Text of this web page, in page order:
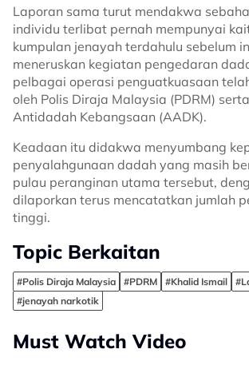
Laporan sama turut mendakwa
individu terlibat pernah mempunyai
kumpulan jenayah terdahulu sebelum
meneruskan kegiatan pengedaran
pelbagai operasi penguatkuasaan
oleh Polis Diraja Malaysia (PDRM)
Antidadah Kebangsaan (AADK).
Keadaan itu didakwa menyumbang
penyalahgunaan dadah yang masih
pulau peranginan utama tersebut,
dilaporkan terus mencatatkan jumlah
tinggi.
Topic Berkaitan
#Polis Diraja Malaysia #PDRM #Khalid Ismail
#jenayah narkotik
Must Watch Video